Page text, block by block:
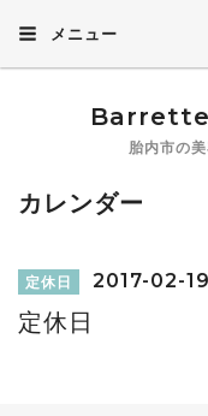
メニュー
胎内市の
カレンダー
定休日 2017-02-
定休日